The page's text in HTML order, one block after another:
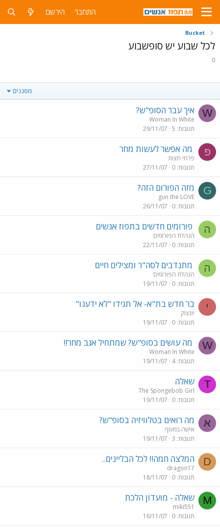
התחבר הירשם
Bucket
לכל שבוע יש סופשבוע
0
מסננים
W איך עבר הסופ"ש?
Woman In White
תגובות 5
29/11/07
פ מה אפשר לעשות מחר
פרחי חצות
תגובות 0
27/11/07
G מזה הפורום הזה?
gun the LOVE
תגובות 0
26/11/07
ה פורומים חדשים בתפוז אנשים
הנהלת הפורומים
תגובות 0
22/11/07
ה מתנדבים לסה"ר ומצילים חיים
הנהלת הפורומים
תגובות 0
19/11/07
י בר חדש בת"א- אל תגידו "לא ידענו"
יונצוק
תגובות 0
19/11/07
W מה עושים בסופ"ש? שמתחיל אגב מחר!!
Woman In White
תגובות 4
19/11/07
T שאלה
The Spongebob Girl
תגובות 0
19/11/07
א מה רואים בטלוויזיה בסופ"ש?
אישה במעוף
תגובות 3
19/11/07
D המלצה חמה!! לכל הבליינים..
dragon17
תגובות 0
18/11/07
M שאלה - מועדון הלכת
miki551
תגובות 0
16/11/07